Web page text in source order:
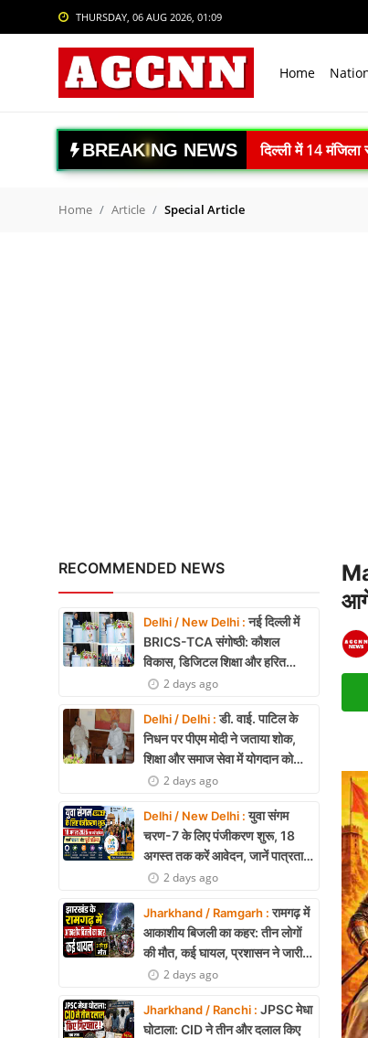
THURSDAY, 06 AUG 2026, 01:09
Home
Login Register
National
International
Business
Relationship
Education
Defence & Security
Environment
Literature
History Speaks
BREAKING NEWS
दिल्ली में 14
वैज्ञानिक पशुपालन
Home Article Special Article
RECOMMENDED NEWS
Delhi / New Delhi :नई दिल्ली में
BRICS-TCA संगोष्ठी: कौशल
विकास, डिजिटल शिक्षा और हरित
तकनीक पर बनी रणनीति
2 days ago
Delhi / Delhi :डी. वाई. पाटिल के
निधन पर पीएम मोदी ने जताया शोक,
शिक्षा और समाज सेवा में योगदान को
किया याद
2 days ago
Delhi / New Delhi :युवा संगम
चरण-7 के लिए पंजीकरण शुरू, 18
अगस्त तक करें आवेदन, जानें पात्रता
और पूरी प्रक्रिया
2 days ago
Jharkhand / Ramgarh :रामगढ़ में
आकाशीय बिजली का कहर: तीन लोगों
की मौत, कई घायल, प्रशासन ने जारी
की चेतावनी
2 days ago
Jharkhand / Ranchi : JPSC मेधा
घोटाला: CID ने तीन और दलाल किए